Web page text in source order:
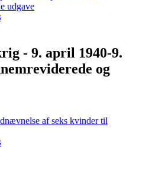
- 9. april 1940-9.
og